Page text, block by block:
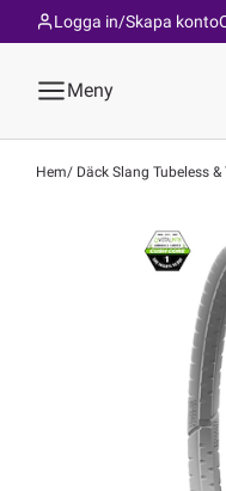
Logga in/Skapa konto
Meny
Hem Däck Slang Tubeless